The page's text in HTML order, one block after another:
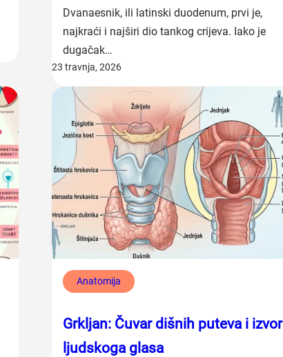
Dvanaesnik, ili latinski duodenum, prvi je,
najkraći i najširi dio tankog crijeva. Iako je
dugačak…
23 travnja, 2026
Anatomija
Grkljan: Čuvar dišnih puteva i izvor
ljudskoga glasa